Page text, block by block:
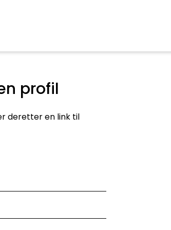
profil
deretter en link til